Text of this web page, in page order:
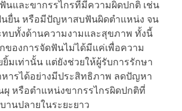
ฟันและขากรรไกรที่มีความผิดปกติ เช่น
ยื่น หรือมีปัญหาสบฟันผิดตำแหน่ง จน
ทบทั้งด้านความงามและสุขภาพ ทั้งนี้
ของการจัดฟันไม่ได้มีแค่เพื่อความ
ยิ้มเท่านั้น แต่ยังช่วยให้ผู้รับการรักษา
หารได้อย่างมีประสิทธิภาพ ลดปัญหา
ผุ หรือตำแหน่งขากรรไกรผิดปกติที่
านปลายในระยะยาว